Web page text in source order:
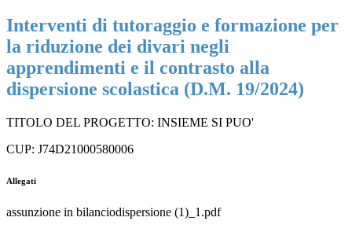
Interventi di tutoraggio e formazione per
la riduzione dei divari negli
apprendimenti e il contrasto alla
dispersione scolastica (D.M. 19/2024)
TITOLO DEL PROGETTO: INSIEME SI PUO'
CUP: J74D21000580006
Allegati
assunzione in bilanciodispersione (1)_1.pdf